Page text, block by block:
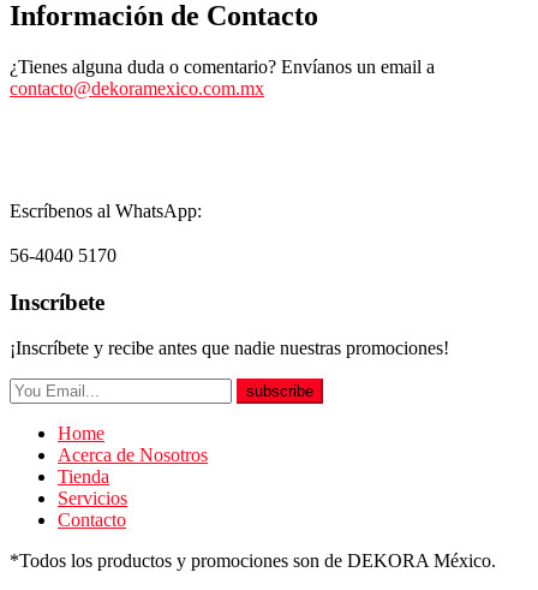
Información de Contacto
¿Tienes alguna duda o comentario? Envíanos un email a
contacto@dekoramexico.com.mx
Escríbenos al WhatsApp:
56-4040 5170
Inscríbete
¡Inscríbete y recibe antes que nadie nuestras promociones!
subscribe
Home
Acerca de Nosotros
Tienda
Servicios
Contacto
*Todos los productos y promociones son de DEKORA México.